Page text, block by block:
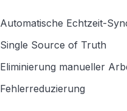
Automatische Echtzeit-
Single Source of Truth
Eliminierung manueller
Fehlerreduzierung